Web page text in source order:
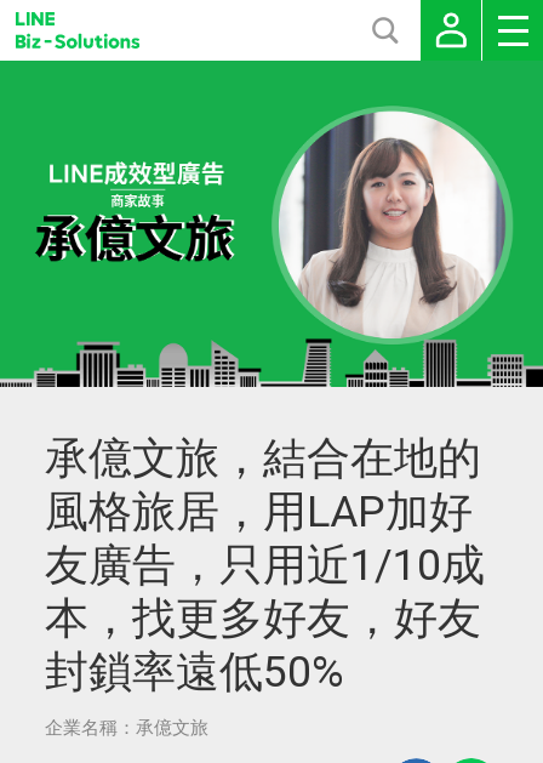
承億文旅，結合在地的
風格旅居，用LAP加好
友廣告，只用近1/10成
本，找更多好友，好友
封鎖率遠低50%
企業名稱：承億文旅